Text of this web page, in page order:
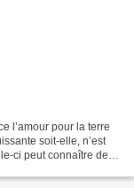
l’amour pour la terre
soit-elle, n’est
ci peut connaître des